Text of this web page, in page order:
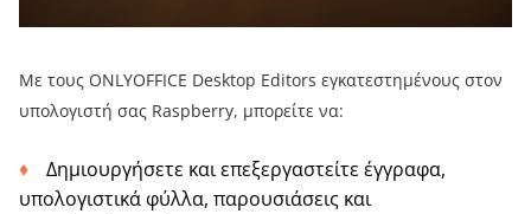
Με τους ONLYOFFICE Desktop Editors εγκατεστημένους στον
υπολογιστή σας Raspberry, μπορείτε να:
Δημιουργήσετε και επεξεργαστείτε έγγραφα,
υπολογιστικά φύλλα, παρουσιάσεις και